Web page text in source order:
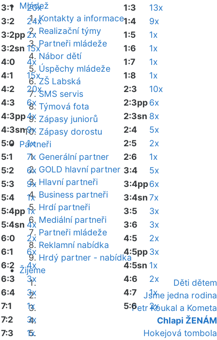
Mládež
Kontakty a informace
Realizační týmy
Partneři mládeže
Nábor dětí
Úspěchy mládeže
ZŠ Labská
SMS servis
Týmová fota
Zápasy juniorů
Zápasy dorostu
Partneři
Generální partner
GOLD hlavní partner
Hlavní partneři
Business partneři
Hrdí partneři
Mediální partneři
Partneři mládeže
Reklamní nabídka
Hrdý partner - nabídka
Žijeme
Děti dětem
Jsme jedna rodina
Petr Koukal a Kometa
Chlapi ŽENÁM
Hokejová tombola
3:1
20x
3:2
24x
3:2pp2x
3:2sn 15x
4:0
4x
4:1
15x
4:2
20x
4:3
6x
4:3pp4x
4:3sn9x
5:0
1x
5:1
7x
5:2
6x
5:3
9x
5:4
1x
5:4pp1x
5:4sn 4x
6:0
2x
6:1
6x
6:2
4x
6:3
3x
6:4
3x
7:1
1x
7:2
3x
7:3
1x
1:3
13x
1:4
9x
1:5
1x
1:6
1x
1:7
1x
1:8
1x
2:3
10x
2:3pp6x
2:3sn 8x
2:4
5x
2:5
2x
2:6
1x
3:4
5x
3:4pp6x
3:4sn7x
3:5
3x
3:6
3x
4:5
2x
4:5pp3x
4:5sn 1x
4:6
2x
4:7
1x
5:6
2x